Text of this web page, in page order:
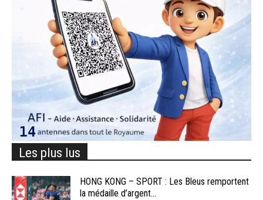
Les plus lus
HONG KONG – SPORT : Les Bleus remportent
la médaille d’argent...